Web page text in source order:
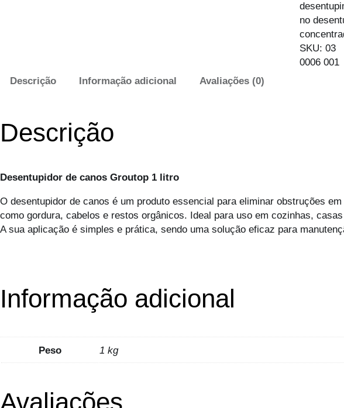
no
SKU: 03
0006 001
Descrição
Informação adicional Avaliações (0)
Descrição
Desentupidor de canos Groutop 1 litro
O desentupidor de canos é um produto essencial para eliminar obstruções
como gordura, cabelos e restos orgânicos. Ideal para uso em cozinhas,
A sua aplicação é simples e prática, sendo uma solução eficaz para
Informação adicional
Peso 1 kg
Avaliações